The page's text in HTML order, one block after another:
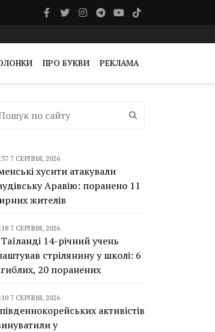
ПРО БУКВИ РЕКЛАМА
7 СЕРПНЯ, 2026
хусити атакували
Аравію: поранено 11
жителів
7 СЕРПНЯ, 2026
14-річний учень
стрілянину у школі: 6
20 поранених
7 СЕРПНЯ, 2026
активістів
у